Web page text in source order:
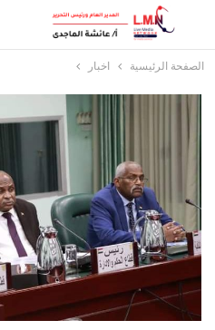
الصفحة الرئيسية اخبار